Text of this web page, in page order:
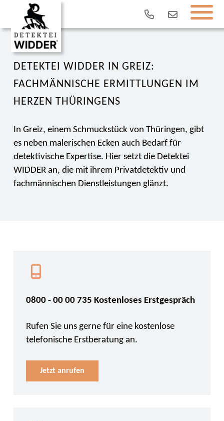
DETEKTEI WIDDER IN GREIZ:
FACHMÄNNISCHE ERMITTLUNGEN IM
HERZEN THÜRINGENS
In Greiz, einem Schmuckstück von Thüringen, gibt
es neben malerischen Ecken auch Bedarf für
detektivische Expertise. Hier setzt die Detektei
WIDDER an, die mit ihrem Privatdetektiv und
fachmännischen Dienstleistungen glänzt.
0800 - 00 00 735 Kostenloses Erstgespräch
Rufen Sie uns gerne für eine kostenlose
telefonische Erstberatung an.
Jetzt anrufen